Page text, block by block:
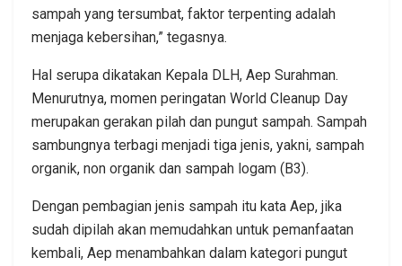
sampah yang tersumbat, faktor terpenting adalah
menjaga kebersihan,” tegasnya.
Hal serupa dikatakan Kepala DLH, Aep Surahman.
Menurutnya, momen peringatan World Cleanup Day
merupakan gerakan pilah dan pungut sampah. Sampah
sambungnya terbagi menjadi tiga jenis, yakni, sampah
organik, non organik dan sampah logam (B3).
Dengan pembagian jenis sampah itu kata Aep, jika
sudah dipilah akan memudahkan untuk pemanfaatan
kembali, Aep menambahkan dalam kategori pungut